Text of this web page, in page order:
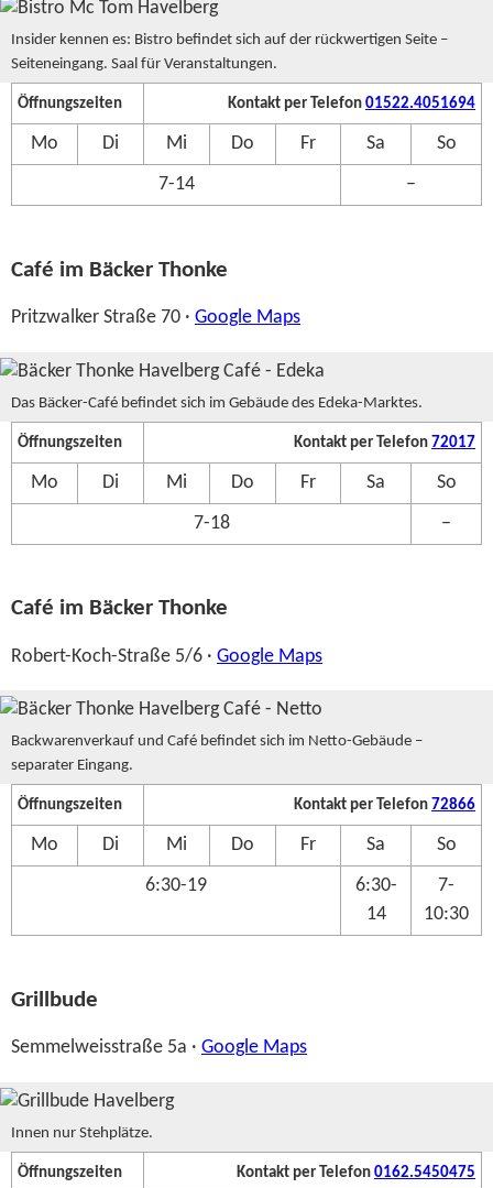
Insider kennen es: Bistro befindet sich auf der rückwertigen Seite –
Seiteneingang. Saal für Veranstaltungen.
Öffnungszeiten Kontakt per Telefon 01522.4051694
Mo Di Mi Do Fr Sa So
7-14 –
Café im Bäcker Thonke
Pritzwalker Straße 70 · Google Maps
Das Bäcker-Café befindet sich im Gebäude des Edeka-Marktes.
Öffnungszeiten Kontakt per Telefon 72017
Mo Di Mi Do Fr Sa So
7-18 –
Café im Bäcker Thonke
Robert-Koch-Straße 5/6 · Google Maps
Backwarenverkauf und Café befindet sich im Netto-Gebäude –
separater Eingang.
Öffnungszeiten Kontakt per Telefon 72866
Mo Di Mi Do Fr Sa So
6:30-19
6:30-
14
7-
10:30
Grillbude
Semmelweisstraße 5a · Google Maps
Innen nur Stehplätze.
Öffnungszeiten Kontakt per Telefon 0162.5450475